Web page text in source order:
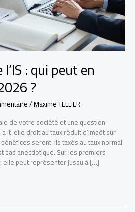
: qui peut en
?
/Maxime TELLIER
de votre société et une question
t-elle droit au taux réduit d’impôt sur
seront-ils taxés au taux normal
pas anecdotique. Sur les premiers
peut représenter jusqu’à […]